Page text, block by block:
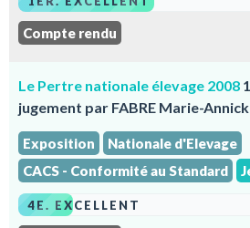
Compte rendu
Le Pertre nationale élevage 2008
jugement par FABRE Marie-Annick
Exposition
Nationale d'Elevage
CACS - Conformité au Standard
4E. EXCELLENT